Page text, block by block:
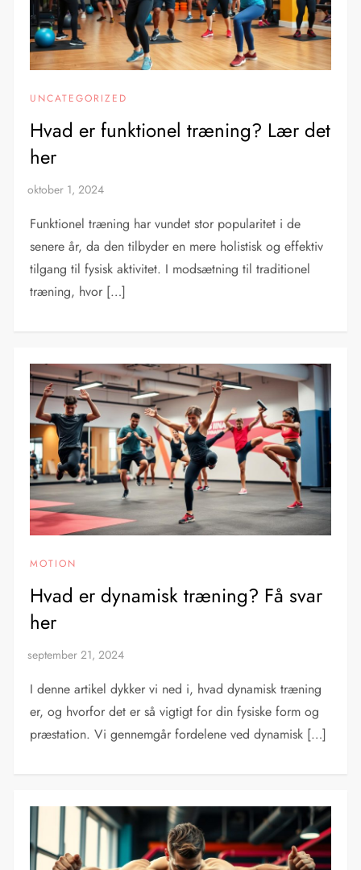
UNCATEGORIZED
Hvad er funktionel træning? Lær det
her
Funktionel træning har vundet stor popularitet i de
senere år, da den tilbyder en mere holistisk og effektiv
tilgang til fysisk aktivitet. I modsætning til traditionel
træning, hvor […]
MOTION
Hvad er dynamisk træning? Få svar
her
I denne artikel dykker vi ned i, hvad dynamisk træning
er, og hvorfor det er så vigtigt for din fysiske form og
præstation. Vi gennemgår fordelene ved dynamisk […]